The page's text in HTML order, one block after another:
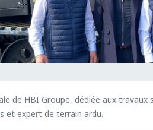
de HBI Groupe, dédiée aux
et expert de terrain ardu.